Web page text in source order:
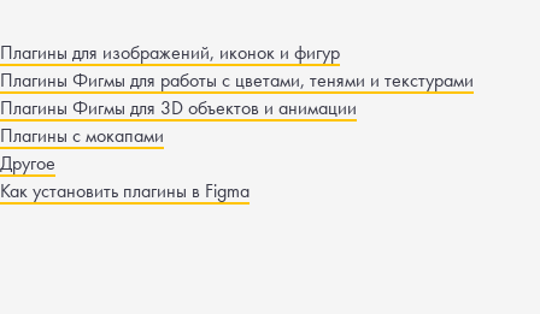
Плагины для изображений, иконок и фигур
Плагины Фигмы для работы с цветами, тенями и текстурами
Плагины Фигмы для 3D объектов и анимации
Плагины с мокапами
Другое
Как установить плагины в Figma